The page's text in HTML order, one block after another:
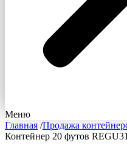
Меню
Главная /Продажа
Контейнер 20 футов